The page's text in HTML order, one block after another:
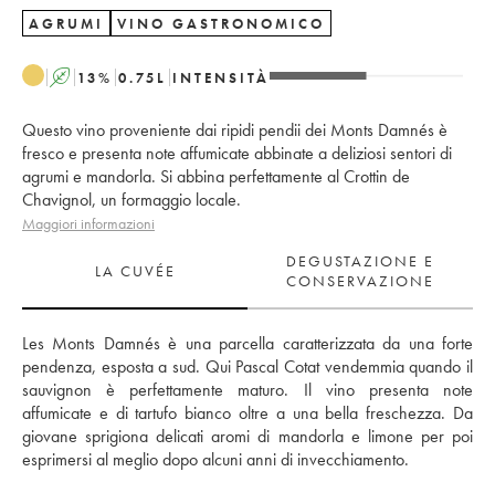
AGRUMI VINO GASTRONOMICO
A 13% 0.75 L INTENSITÀ
Questo vino proveniente dai ripidi pendii dei Monts Damnés è
fresco e presenta note affumicate abbinate a deliziosi sentori di
agrumi e mandorla. Si abbina perfettamente al Crottin de
Chavignol, un formaggio locale.
Maggiori informazioni
LA CUVÉE
DEGUSTAZIONE E
CONSERVAZIONE
Les Monts Damnés è una parcella caratterizzata da una forte
pendenza, esposta a sud. Qui Pascal Cotat vendemmia quando il
sauvignon è perfettamente maturo. Il vino presenta note
affumicate e di tartufo bianco oltre a una bella freschezza. Da
giovane sprigiona delicati aromi di mandorla e limone per poi
esprimersi al meglio dopo alcuni anni di invecchiamento.